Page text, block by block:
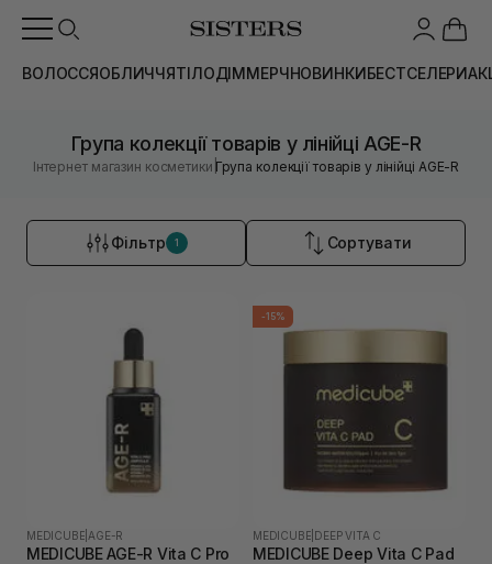
ВОЛОССЯОБЛИЧЧЯТІЛОДІММЕРЧНОВИНКИБЕСТСЕЛЕРИ
Група колекції товарів у лінійці AGE-R
Інтернет магазин косметики |Група колекції товарів у лінійці AGE-R
Фільтр 1 Сортувати
MEDICUBE AGE-R
MEDICUBE AGE-R Vita C Pro
-15%
MEDICUBE DEEP VITA C
MEDICUBE Deep Vita C Pad